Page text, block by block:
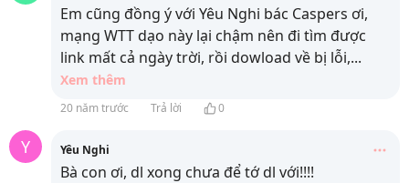
Em cũng đồng ý với Yêu Nghi bác Caspers ơi,
mạng WTT dạo này lại chậm nên đi tìm được
link mất cả ngày trời, rồi dowload về bị lỗi,...
Xem thêm
20 năm trước Trả lời 0
Y Yêu Nghi
Bà con ơi, dl xong chưa để tớ dl với!!!!